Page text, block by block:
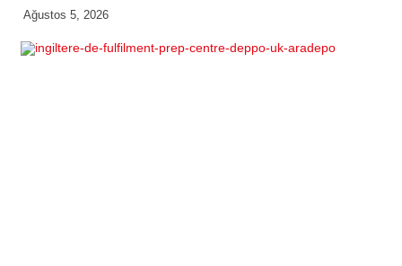
Ağustos 5, 2026